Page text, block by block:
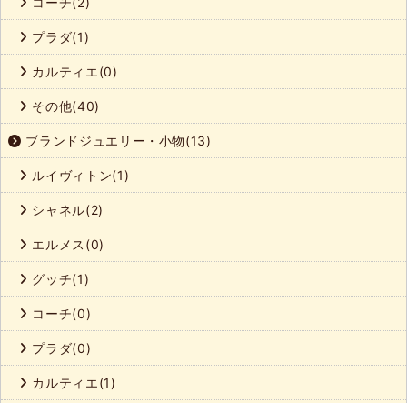
プラダ(1)
カルティエ(0)
その他(40)
ブランドジュエリー・小物(13)
ルイヴィトン(1)
シャネル(2)
エルメス(0)
グッチ(1)
コーチ(0)
プラダ(0)
カルティエ(1)